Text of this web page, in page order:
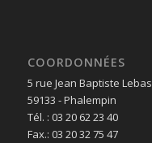
COORDONNÉES
5 rue Jean Baptiste Lebas
59133 - Phalempin
Tél. : 03 20 62 23 40
Fax.: 03 20 32 75 47